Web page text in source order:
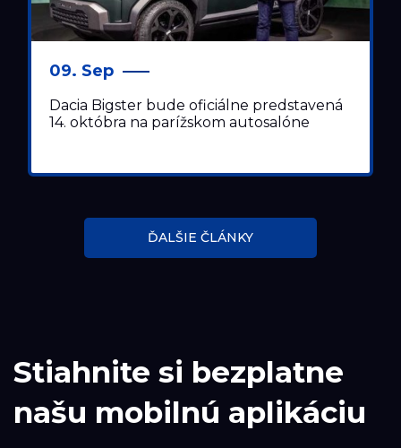
09. Sep
Dacia Bigster bude oficiálne predstavená
14. októbra na parížskom autosalóne
ĎALŠIE ČLÁNKY
Stiahnite si bezplatne
našu mobilnú aplikáciu